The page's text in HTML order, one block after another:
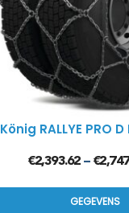
König RALLYE PRO D
€2,393.62– €
GEGEVENS